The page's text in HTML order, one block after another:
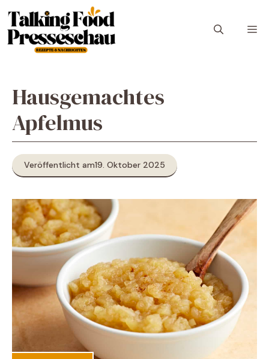
Inhalt
springen
Hausgemachtes
Apfelmus
Veröffentlicht am19. Oktober 2025